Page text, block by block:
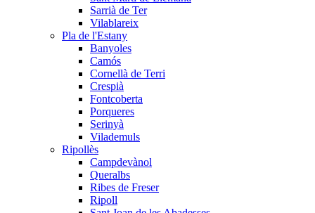
Sarrià de Ter
Vilablareix
Pla de l'Estany
Banyoles
Camós
Cornellà de Terri
Crespià
Fontcoberta
Porqueres
Serinyà
Vilademuls
Ripollès
Campdevànol
Queralbs
Ribes de Freser
Ripoll